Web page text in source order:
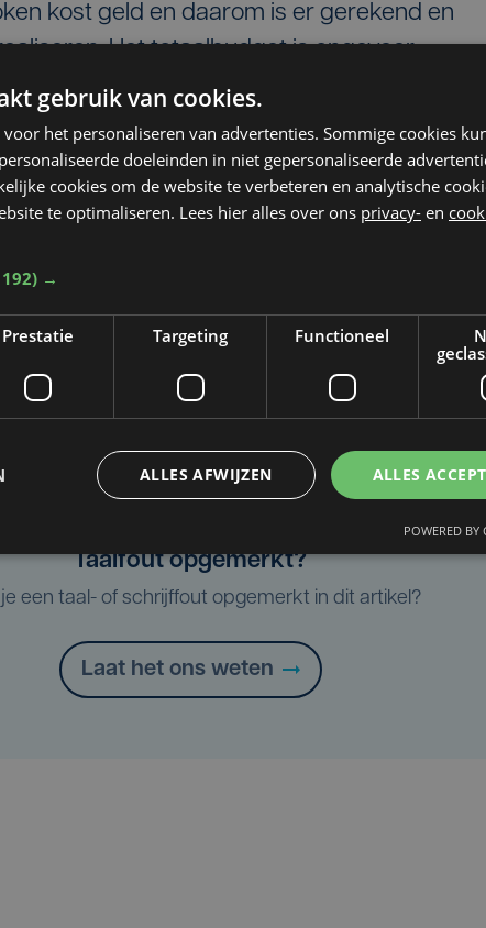
kost geld en daarom is er gerekend en
Het totaalbudget is ongeveer
Dat is een vermindering van
bevoegdheden worden
de bevoegdheden vloeien er in de
personeelsleden af. Heel wat kunnen er
administratie.
Taalfout opgemerkt?
een taal- of schrijffout opgemerkt in dit artikel?
Laat het ons weten
gebruik van cookies.
het personaliseren van advertenties. Sommige cookies
doeleinden in niet gepersonaliseerde
cookies om de website te verbeteren en analytische
te optimaliseren. Lees hier alles over ons privacy- en
→
Prestatie Targeting Functioneel
ALLES
ALLES AFWIJZEN
POWERED BY